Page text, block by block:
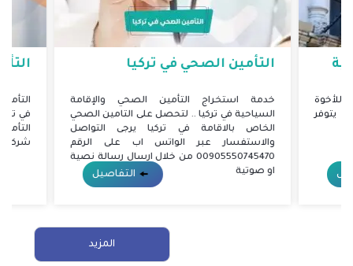
يتوفر
التأمين الصحي في تركيا
خدمة استخراج التأمين الصحي والإقامة
السياحية في تركيا .. لتحصل على التامين الصحي
الخاص بالاقامة في تركيا يرجى التواصل
والاستفسار عبر الواتس اب على الرقم
00905550745470 من خلال ارسال رسالة نصية
او صوتية
التفاصيل
في
شركات
المزيد